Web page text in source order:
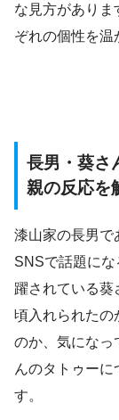
な見方がありま
ぞれの個性を温
長男・葵さ
親の反応を
漆山家の長男で
SNSで話題に
躍されている葵
頃入れられたの
のか、気になっ
んのタトゥーに
す。